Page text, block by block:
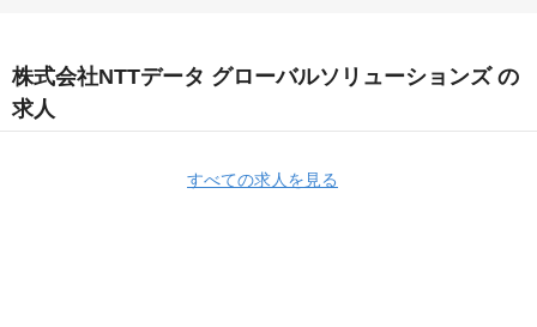
株式会社NTTデータ グローバルソリューションズ の
求人
すべての求人を見る